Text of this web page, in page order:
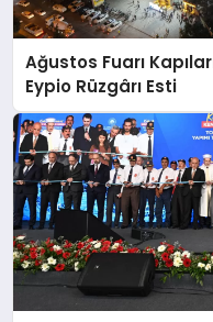
Ağustos Fuarı
Eypio Rüzgârı Esti